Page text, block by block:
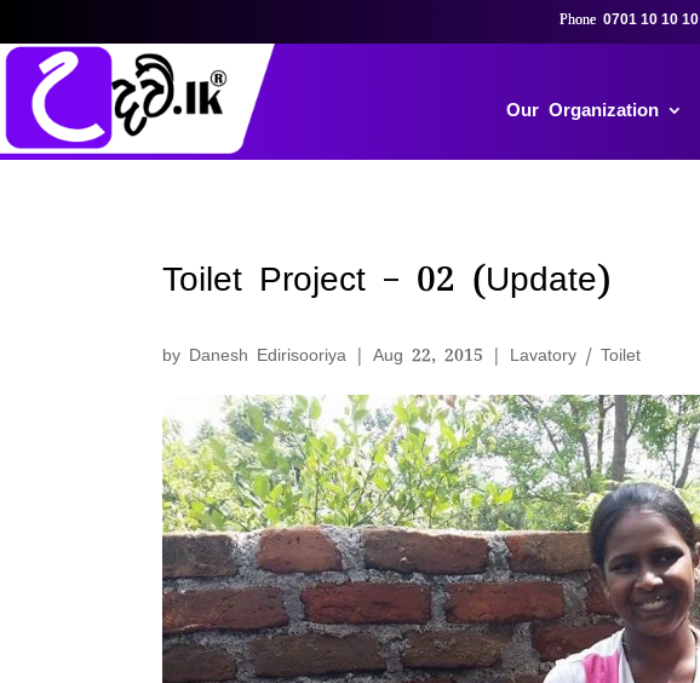
0701 10 10 10
Our Organization
Toilet Project – 02 (Update)
by Danesh Edirisooriya |Aug 22, 2015 | Lavatory / Toilet